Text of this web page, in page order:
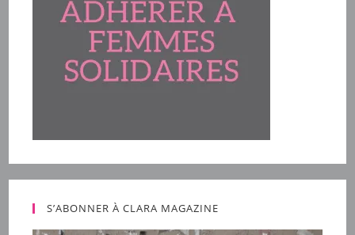
S’ABONNER À CLARA MAGAZINE